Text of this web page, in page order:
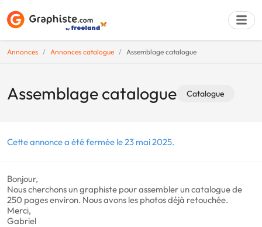
Annonces Annonces catalogue Assemblage catalogue
Assemblage catalogue Catalogue
Cette annonce a été fermée le 23 mai 2025.
Bonjour,
Nous cherchons un graphiste pour assembler un catalogue de
250 pages environ. Nous avons les photos déjà retouchée.
Merci,
Gabriel